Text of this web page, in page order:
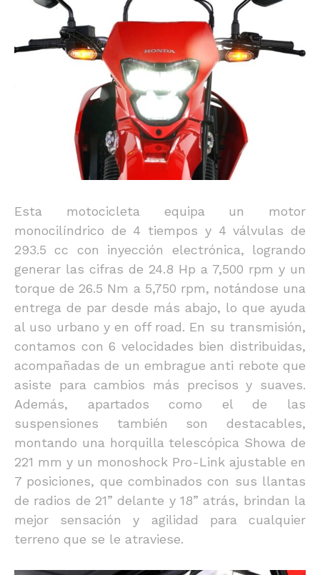
Esta motocicleta equipa un motor
monocilíndrico de 4 tiempos y 4 válvulas de
293.5 cc con inyección electrónica, logrando
generar las cifras de 24.8 Hp a 7,500 rpm y un
torque de 26.5 Nm a 5,750 rpm, notándose una
entrega de par desde más abajo, lo que ayuda
al uso urbano y en off road. En su transmisión,
contamos con 6 velocidades bien distribuidas,
acompañadas de un embrague anti rebote que
asiste para cambios más precisos y suaves.
Además, apartados como el de las
suspensiones también son destacables,
montando una horquilla telescópica Showa de
221 mm y un monoshock Pro-Link ajustable en
7 posiciones, que combinados con sus llantas
de radios de 21” delante y 18” atrás, brindan la
mejor sensación y agilidad para cualquier
terreno que se le atraviese.